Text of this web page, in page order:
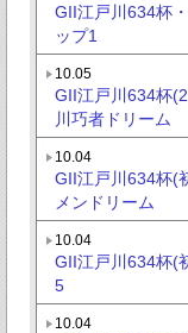
GII江戸川634杯
ップ1
10.05
GII江戸川634杯
川巧者ドリーム
10.04
GII江戸川634杯(
メンドリーム
10.04
GII江戸川634杯(
5
10.04